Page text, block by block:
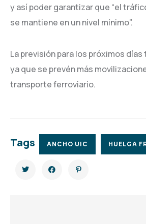
y así poder garantizar que “el
se mantiene en un nivel mínimo”.
La previsión para los próximos
ya que se prevén más
transporte ferroviario.
Tags ANCHO UIC HUELGA